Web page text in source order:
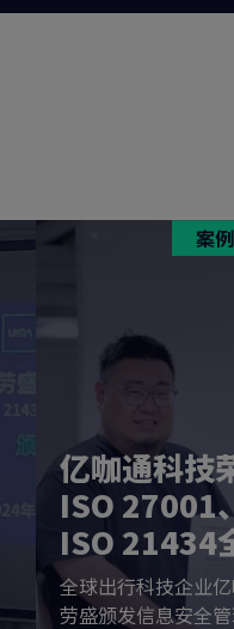
亿咖通科技
ISO 27001
ISO 21434
案
全球出行科技企业
劳盛颁发信息安全